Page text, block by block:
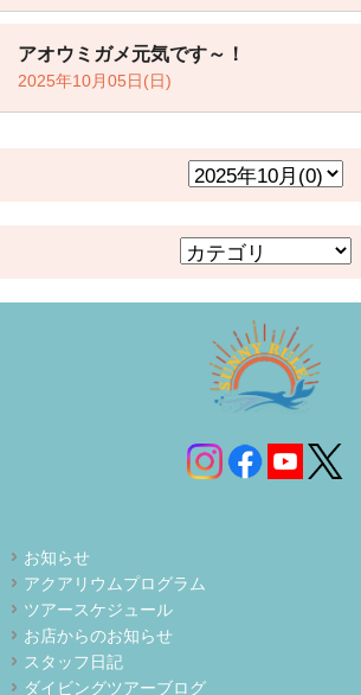
アオウミガメ元気です～！
2025年10月05日(日)
お知らせ
アクアリウムプログラム
ツアースケジュール
お店からのお知らせ
スタッフ日記
ダイビングツアーブログ